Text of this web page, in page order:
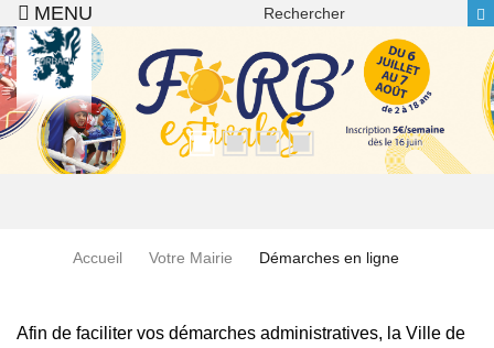
Aller au contenu principal
Recherche
Accueil Votre Mairie Démarches en ligne
Afin de faciliter vos démarches administratives, la Ville de